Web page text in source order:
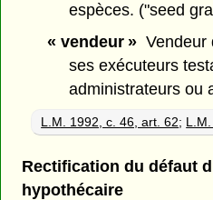
espèces. ("seed
« vendeur »Vendeur
ses exécuteurs
administrateurs ou
L.M. 1992, c. 46, art. 62;
Rectification du défaut
hypothécaire